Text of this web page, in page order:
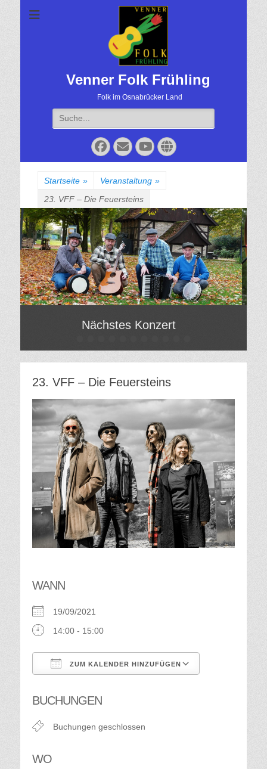
Venner Folk Frühling
Folk im Osnabrücker Land
Suche
für:
Facebook
EmailYouTube
Website
Startseite » Veranstaltung »
23. VFF – Die Feuersteins
Nächstes Konzert
am
Von
Gatzweiler
23. VFF – Die Feuersteins
WANN
19/09/2021
14:00 - 15:00
ZUM KALENDER HINZUFÜGEN
BUCHUNGEN
Buchungen geschlossen
WO